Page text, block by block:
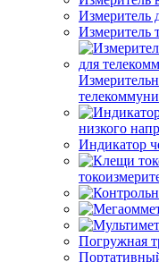
Измеритель
Измеритель
низкого
Индикатор
Погружная